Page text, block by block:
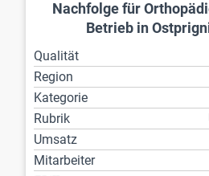
Nachfolge für
Betrieb in
Qualität
Region
Kategorie
Rubrik
Umsatz
Mitarbeiter